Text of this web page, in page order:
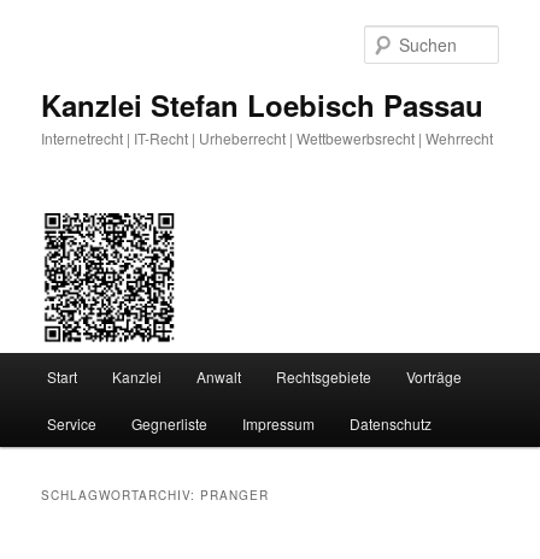
Kanzlei Stefan Loebisch Passau
Internetrecht | IT-Recht | Urheberrecht | Wettbewerbsrecht | Wehrrecht
Start Kanzlei Anwalt Rechtsgebiete Vorträge
Service Gegnerliste Impressum Datenschutz
SCHLAGWORTARCHIV: PRANGER